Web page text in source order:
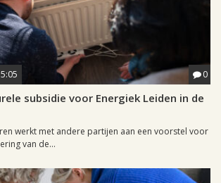
0
subsidie voor Energiek Leiden in de
werkt met andere partijen aan een voorstel voor
van de...